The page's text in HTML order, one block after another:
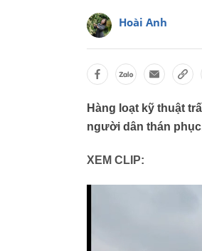
Hoài Anh
Hàng loạt kỹ thuật
người dân thán
XEM CLIP: